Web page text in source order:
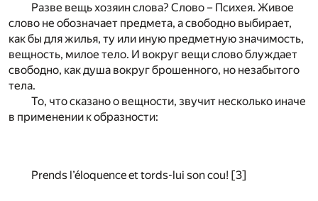
Разве вещь хозяин слова? Слово – Психея. Живое
слово не обозначает предмета, а свободно выбирает,
как бы для жилья, ту или иную предметную значимость,
вещность, милое тело. И вокруг вещи слово блуждает
свободно, как душа вокруг брошенного, но незабытого
тела.
То, что сказано о вещности, звучит несколько иначе
в применении к образности:
Prends l’éloquence et tords-lui son cou! [3]